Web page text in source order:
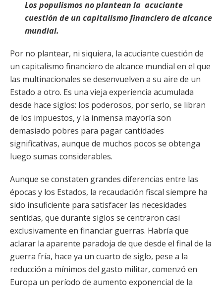
Los populismos no plantean la acuciante
cuestión de un capitalismo financiero de alcance
mundial.
Por no plantear, ni siquiera, la acuciante cuestión de
un capitalismo financiero de alcance mundial en el que
las multinacionales se desenvuelven a su aire de un
Estado a otro. Es una vieja experiencia acumulada
desde hace siglos: los poderosos, por serlo, se libran
de los impuestos, y la inmensa mayoría son
demasiado pobres para pagar cantidades
significativas, aunque de muchos pocos se obtenga
luego sumas considerables.
Aunque se constaten grandes diferencias entre las
épocas y los Estados, la recaudación fiscal siempre ha
sido insuficiente para satisfacer las necesidades
sentidas, que durante siglos se centraron casi
exclusivamente en financiar guerras. Habría que
aclarar la aparente paradoja de que desde el final de la
guerra fría, hace ya un cuarto de siglo, pese a la
reducción a mínimos del gasto militar, comenzó en
Europa un período de aumento exponencial de la